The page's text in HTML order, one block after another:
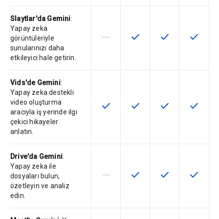
Slaytlar'da Gemini:
Yapay zeka
görüntüleriyle
sunularınızı daha
etkileyici hale getirin.
Bu özellik söz konusu SKU
horizontal_rule Bu özellik SKU'da
check Bu özellik
check Bu
check
Vids'de Gemini:
Yapay zeka destekli
video oluşturma
aracıyla iş yerinde ilgi
çekici hikayeler
anlatın.
Bu özellik SKU'da kullanılabilir
check Bu özellik SKU'da
check Bu özellik
check Bu
check
Drive'da Gemini:
Yapay zeka ile
dosyaları bulun,
özetleyin ve analiz
edin.
Bu özellik söz konusu SKU
horizontal_rule Bu özellik SKU'da
check Bu özellik
check Bu
check